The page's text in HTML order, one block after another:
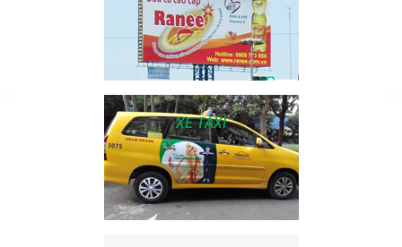
XE TAXI